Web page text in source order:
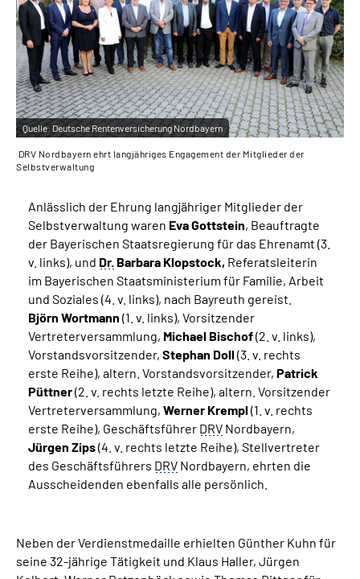
Quelle:Deutsche Rentenversicherung Nordbayern
DRV Nordbayern ehrt langjähriges Engagement der Mitglieder der
Selbstverwaltung
Anlässlich der Ehrung langjähriger Mitglieder der
Selbstverwaltung waren Eva Gottstein, Beauftragte
der Bayerischen Staatsregierung für das Ehrenamt (3.
v. links), und Dr. Barbara Klopstock, Referatsleiterin
im Bayerischen Staatsministerium für Familie, Arbeit
und Soziales (4. v. links), nach Bayreuth gereist.
Björn Wortmann (1. v. links), Vorsitzender
Vertreterversammlung, Michael Bischof(2. v. links),
Vorstandsvorsitzender, Stephan Doll(3. v. rechts
erste Reihe), altern. Vorstandsvorsitzender, Patrick
Püttner(2. v. rechts letzte Reihe), altern. Vorsitzender
Vertreterversammlung, Werner Krempl(1. v. rechts
erste Reihe), Geschäftsführer DRV Nordbayern,
Jürgen Zips(4. v. rechts letzte Reihe), Stellvertreter
des Geschäftsführers DRV Nordbayern, ehrten die
Ausscheidenden ebenfalls alle persönlich.
Neben der Verdienstmedaille erhielten Günther Kuhn für
seine 32-jährige Tätigkeit und Klaus Haller, Jürgen